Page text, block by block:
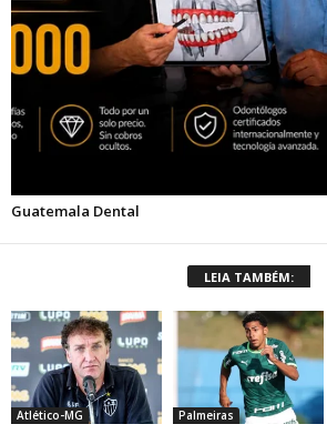
LEIA TAMBÉM:
Atlético-MG Palmeiras